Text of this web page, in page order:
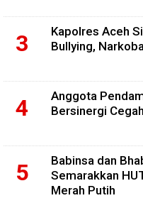
Kapolres Aceh
Bullying,
Anggota
Bersinergi
Babinsa dan
Semarakkan
Merah Putih